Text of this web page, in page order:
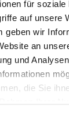
für soziale
auf unsere
geben wir
an
und
die Sie
verchromten